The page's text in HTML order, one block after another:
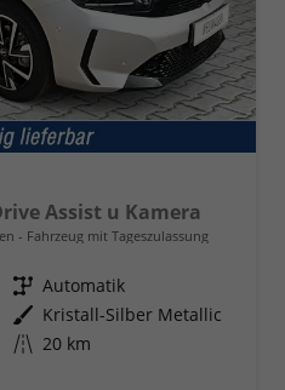
Assist u Kamera
Fahrzeug mit Tageszulassung
Getriebe Automatik
Außenfarbe Kristall-Silber Metallic
Kilometerstand 20 km